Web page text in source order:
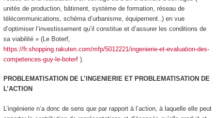
unités de production, bâtiment, système de formation, réseau de
télécommunications, schéma d’urbanisme, équipement..) en vue
d’optimiser l’investissement qu’il constitue et d’assurer les conditions de
sa viabilité » (Le Boterf,
https://fr.shopping.rakuten.com/mfp/5012221/ingenierie-et-evaluation-des-
competences-guy-le-boterf).
PROBLEMATISATION DE L’INGENIERIE ET PROBLEMATISATION DE
L’ACTION
L’ingénierie n’a donc de sens que par rapport à l’action, à laquelle elle peut